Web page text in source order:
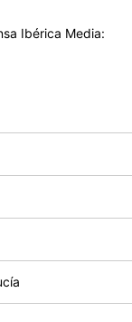
Ibérica Media: